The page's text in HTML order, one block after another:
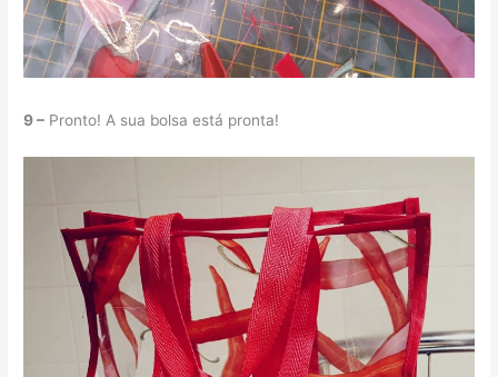
9 – Pronto! A sua bolsa está pronta!